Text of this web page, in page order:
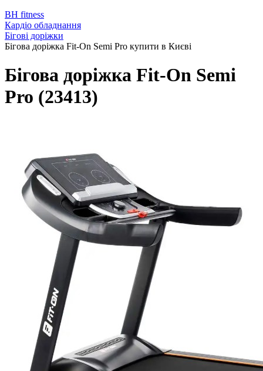
BH fitness
Кардіо обладнання
Бігові доріжки
Бігова доріжка Fit-On Semi Pro купити в Києві
Бігова доріжка Fit-On Semi
Pro (23413)